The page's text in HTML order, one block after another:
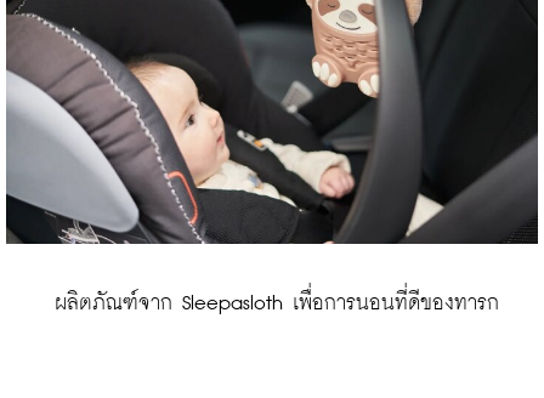
ผลิตภัณฑ์จาก Sleepasloth เพื่อการนอนที่ดีของทารก